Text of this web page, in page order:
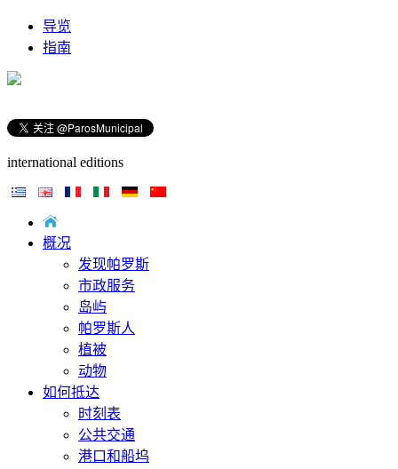
导览
指南
international editions
概况
发现帕罗斯
市政服务
岛屿
帕罗斯人
植被
动物
如何抵达
时刻表
公共交通
港口和船坞